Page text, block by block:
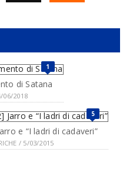
1
di Satana
06/2018
5
e “I ladri di cadaveri”
/ 5/03/2015